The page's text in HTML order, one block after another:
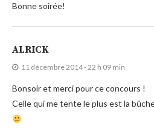
Bonne soirée!
ALRICK
11 décembre 2014 - 22 h 09 min
Bonsoir et merci pour ce concours !
Celle qui me tente le plus est la